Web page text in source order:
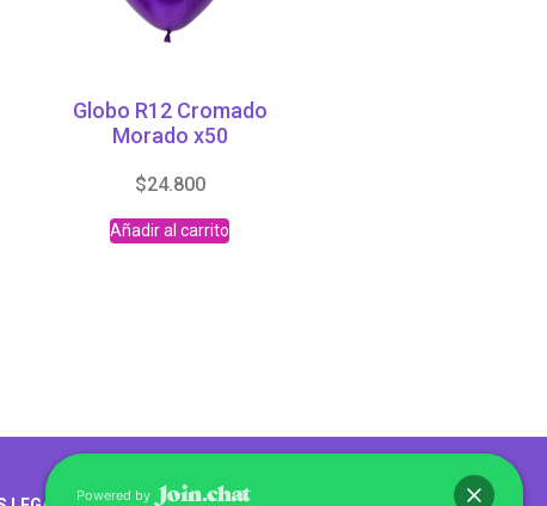
Globo R12 Cromado
Morado x50
$24.800
Añadir al carrito
Abrir chat
Powered by